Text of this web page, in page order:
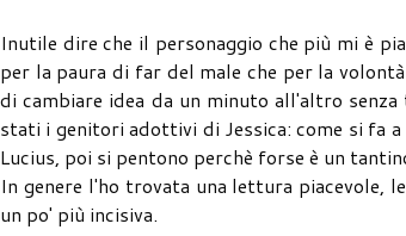
Inutile dire che il personaggio che più mi è
per la paura di far del male che per la
di cambiare idea da un minuto all'altro
stati i genitori adottivi di Jessica: come si fa
Lucius, poi si pentono perchè forse è un
In genere l'ho trovata una lettura piacevole,
un po' più incisiva.